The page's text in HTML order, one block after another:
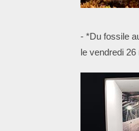
- *Du fossile
le vendredi